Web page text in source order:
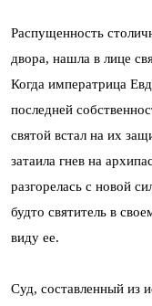
Распущенность
двора, нашла в лице
Когда императрица
последней
святой встал на их
затаила гнев на
разгорелась с новой
будто святитель в
виду ее.
Суд, составленный из